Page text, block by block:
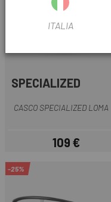
SPECIALIZED
CASCO SPECIALIZED LOMA
Precio
109 €
-25%
ITALIA